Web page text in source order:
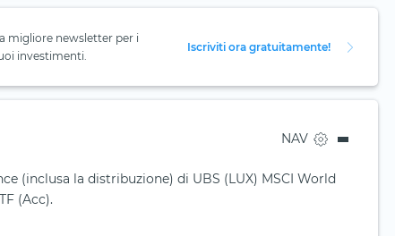
migliore newsletter per i
investimenti.
Iscriviti ora gratuitamente!
NAV
(inclusa la distribuzione) di UBS (LUX) MSCI World
(Acc).